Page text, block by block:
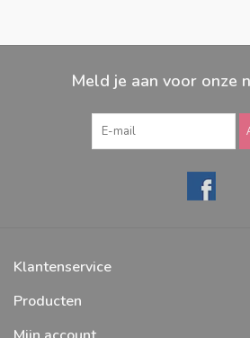
Meld je aan voor onze
Klantenservice
Producten